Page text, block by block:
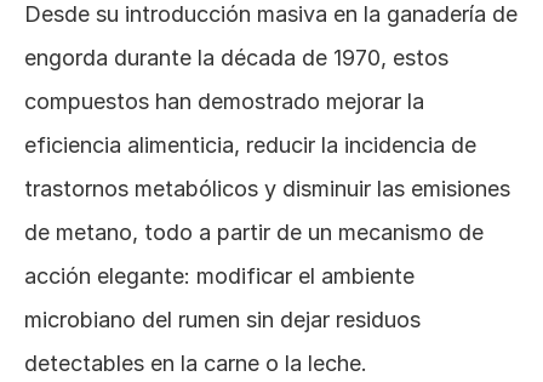
Desde su introducción masiva en la ganadería de
engorda durante la década de 1970, estos
compuestos han demostrado mejorar la
eficiencia alimenticia, reducir la incidencia de
trastornos metabólicos y disminuir las emisiones
de metano, todo a partir de un mecanismo de
acción elegante: modificar el ambiente
microbiano del rumen sin dejar residuos
detectables en la carne o la leche.